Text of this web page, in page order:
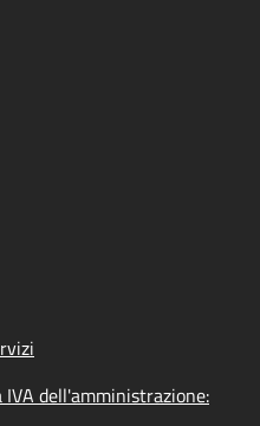
dell'amministrazione: